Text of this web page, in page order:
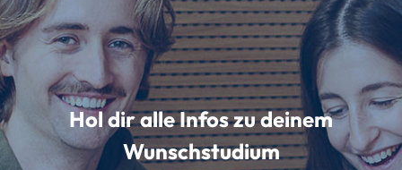
Hol dir alle Infos zu deinem
Wunschstudium